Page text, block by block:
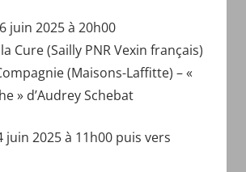
juin 2025 à 20h00
Cure (Sailly PNR Vexin français)
(Maisons-Laffitte) – «
» d’Audrey Schebat
juin 2025 à 11h00 puis vers